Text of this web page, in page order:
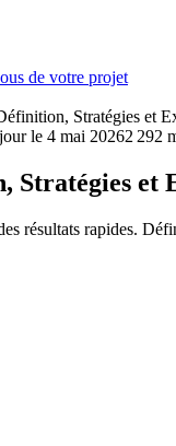
de votre projet
Stratégies et
le 4 mai 20262 292
et
résultats rapides.